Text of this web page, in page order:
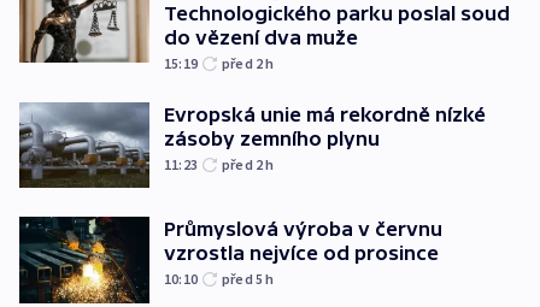
Technologického parku poslal soud
do vězení dva muže
15:19 před 2h
Evropská unie má rekordně nízké
zásoby zemního plynu
11:23 před 2h
Průmyslová výroba v červnu
vzrostla nejvíce od prosince
10:10 před 5h